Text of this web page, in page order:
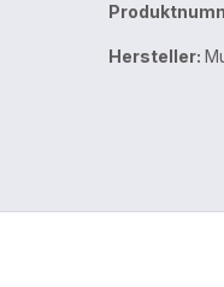
Hersteller: